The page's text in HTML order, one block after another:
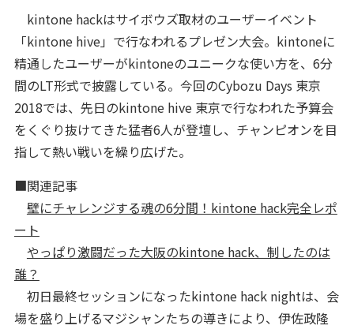
kintone hackはサイボウズ取材のユーザーイベント
「kintone hive」で行なわれるプレゼン大会。kintoneに
精通したユーザーがkintoneのユニークな使い方を、6分
間のLT形式で披露している。今回のCybozu Days 東京
2018では、先日のkintone hive 東京で行なわれた予算会
をくぐり抜けてきた猛者6人が登壇し、チャンピオンを目
指して熱い戦いを繰り広げた。
■関連記事
壁にチャレンジする魂の6分間！kintone hack完全レポ
ート
やっぱり激闘だった大阪のkintone hack、制したのは
誰？
初日最終セッションになったkintone hack nightは、会
場を盛り上げるマジシャンたちの導きにより、伊佐政隆